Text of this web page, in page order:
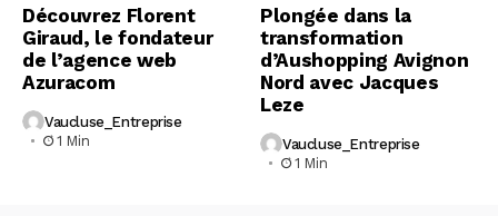
Découvrez Florent
Giraud, le fondateur
de l’agence web
Azuracom
Vaucluse_Entreprise
1 Min
Plongée dans la
transformation
d’Aushopping Avignon
Nord avec Jacques
Leze
Vaucluse_Entreprise
1 Min